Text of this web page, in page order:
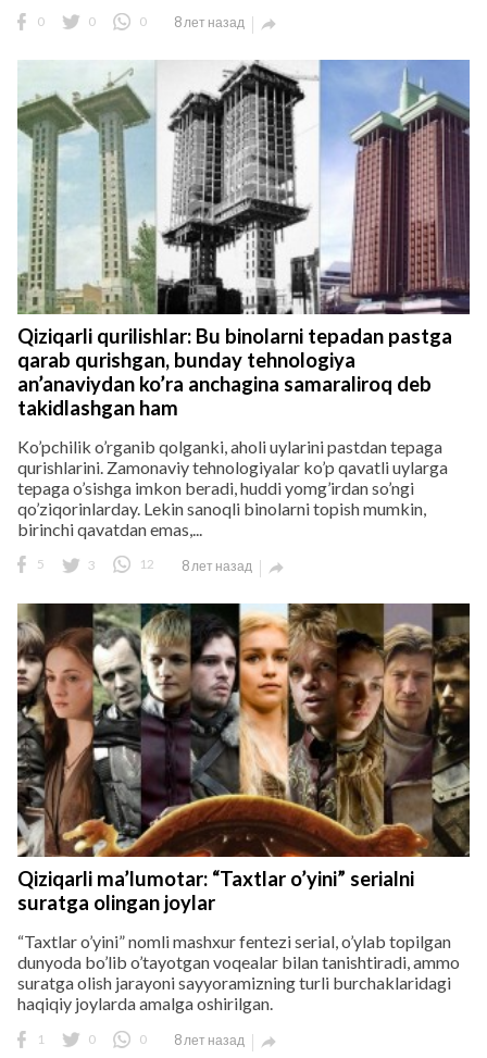
0 0 0 8 лет назад 
Qiziqarli qurilishlar: Bu binolarni tepadan pastga
qarab qurishgan, bunday tehnologiya
an’anaviydan ko’ra anchagina samaraliroq deb
takidlashgan ham
Ko’pchilik o’rganib qolganki, aholi uylarini pastdan tepaga
qurishlarini. Zamonaviy tehnologiyalar ko’p qavatli uylarga
tepaga o’sishga imkon beradi, huddi yomg’irdan so’ngi
qo’ziqorinlarday. Lekin sanoqli binolarni topish mumkin,
birinchi qavatdan emas,...
5 3 12 8 лет назад 
Qiziqarli ma’lumotar: “Taxtlar o’yini” serialni
suratga olingan joylar
“Taxtlar o’yini” nomli mashxur fentezi serial, o’ylab topilgan
dunyoda bo’lib o’tayotgan voqealar bilan tanishtiradi, ammo
suratga olish jarayoni sayyoramizning turli burchaklaridagi
haqiqiy joylarda amalga oshirilgan.
1 0 0 8 лет назад 